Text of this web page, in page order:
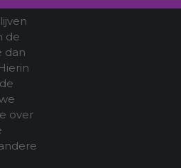
de
dan
over